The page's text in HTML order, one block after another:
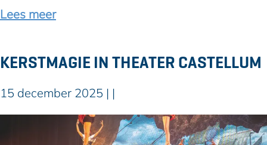
u
n
:
e
t
Lees meer
KERSTMAGIE IN THEATER CASTELLUM
15 december 2025 | |